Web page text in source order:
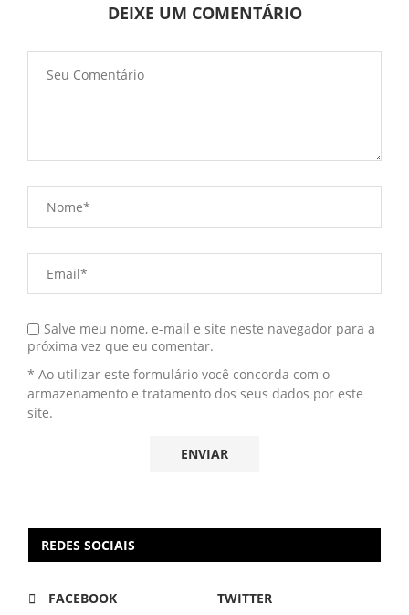
DEIXE UM COMENTÁRIO
Salve meu nome, e-mail e site neste navegador para a
próxima vez que eu comentar.
* Ao utilizar este formulário você concorda com o
armazenamento e tratamento dos seus dados por este
site.
REDES SOCIAIS
FACEBOOK
TWITTER